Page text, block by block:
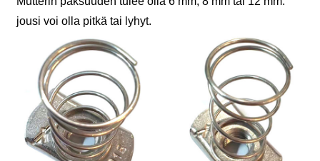
jousi voi olla pitkä tai lyhyt.